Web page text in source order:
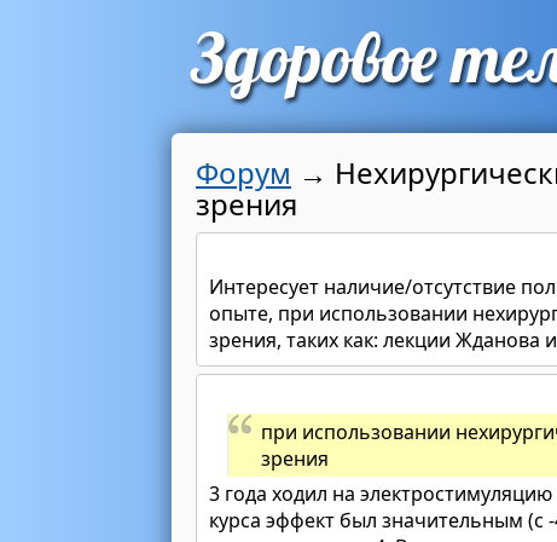
Форум →
зрения
Интересует наличие/отсутствие
опыте, при использовании
зрения, таких как: лекции Жданова
при использовании
зрения
3 года ходил на
курса эффект был значительным (с